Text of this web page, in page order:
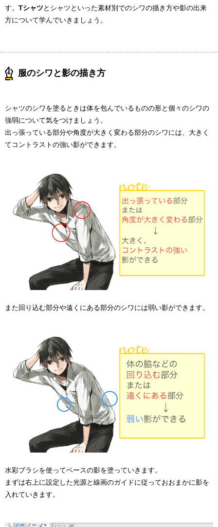
す。 Tシャツとシャツといった素材別でのシワの描き方や影の出来
方について学んでいきましょう。
服のシワと影の描き方
シャツのシワを塗るときは体を包んでいるものの形と個々のシワの
強弱について気をつけましょう。
出っ張っている部分や角度が大きく変わる部分のシワには、大きく
てコントラストの強い影ができます。
また回り込む部分や遠くにある部分のシワには弱い影ができます。
水彩ブラシを使ってベースの影を塗っていきます。
まずは右上に設定した光源と線画のガイドに従っておおまかに影を
入れていきます。